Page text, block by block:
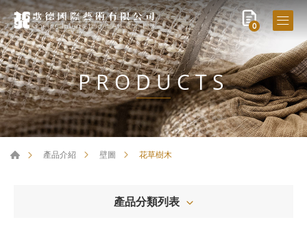
0
PRODUCTS
產品介紹 壁圖 花草樹木
產品分類列表